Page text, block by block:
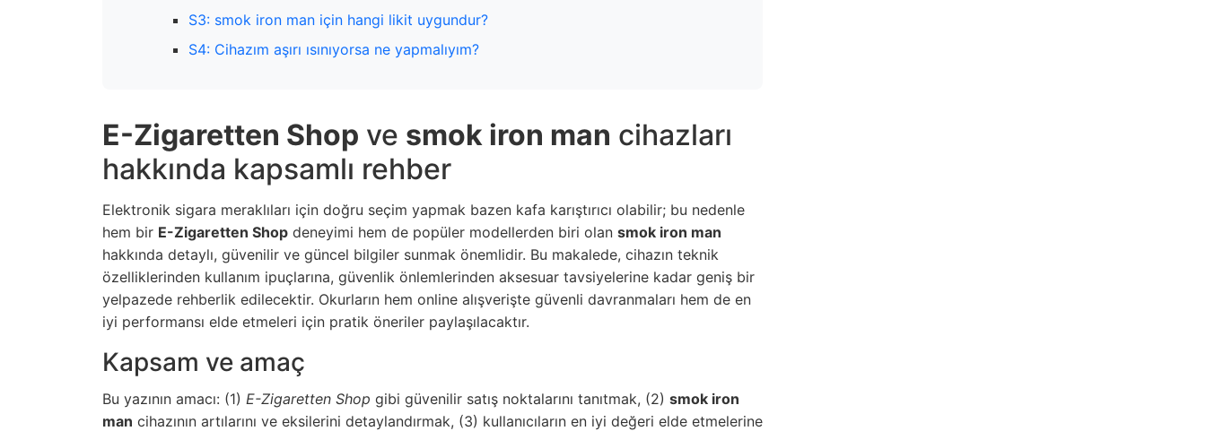
S3: smоk iron man için hangi likit uygundur?
S4: Cihazım aşırı ısınıyorsa ne yapmalıyım?
E-Zigaretten Shop ve smok iron man cihazları
hakkında kapsamlı rehber
Elektronik sigara meraklıları için doğru seçim yapmak bazen kafa karıştırıcı olabilir; bu nedenle
hem bir E-Zigaretten Shop deneyimi hem de popüler modellerden biri olan smok iron man
hakkında detaylı, güvenilir ve güncel bilgiler sunmak önemlidir. Bu makalede, cihazın teknik
özelliklerinden kullanım ipuçlarına, güvenlik önlemlerinden aksesuar tavsiyelerine kadar geniş bir
yelpazede rehberlik edilecektir. Okurların hem online alışverişte güvenli davranmaları hem de en
iyi performansı elde etmeleri için pratik öneriler paylaşılacaktır.
Kapsam ve amaç
Bu yazının amacı: (1) E-Zigaretten Shop gibi güvenilir satış noktalarını tanıtmak, (2) smok iron
man cihazının artılarını ve eksilerini detaylandırmak, (3) kullanıcıların en iyi değeri elde etmelerine